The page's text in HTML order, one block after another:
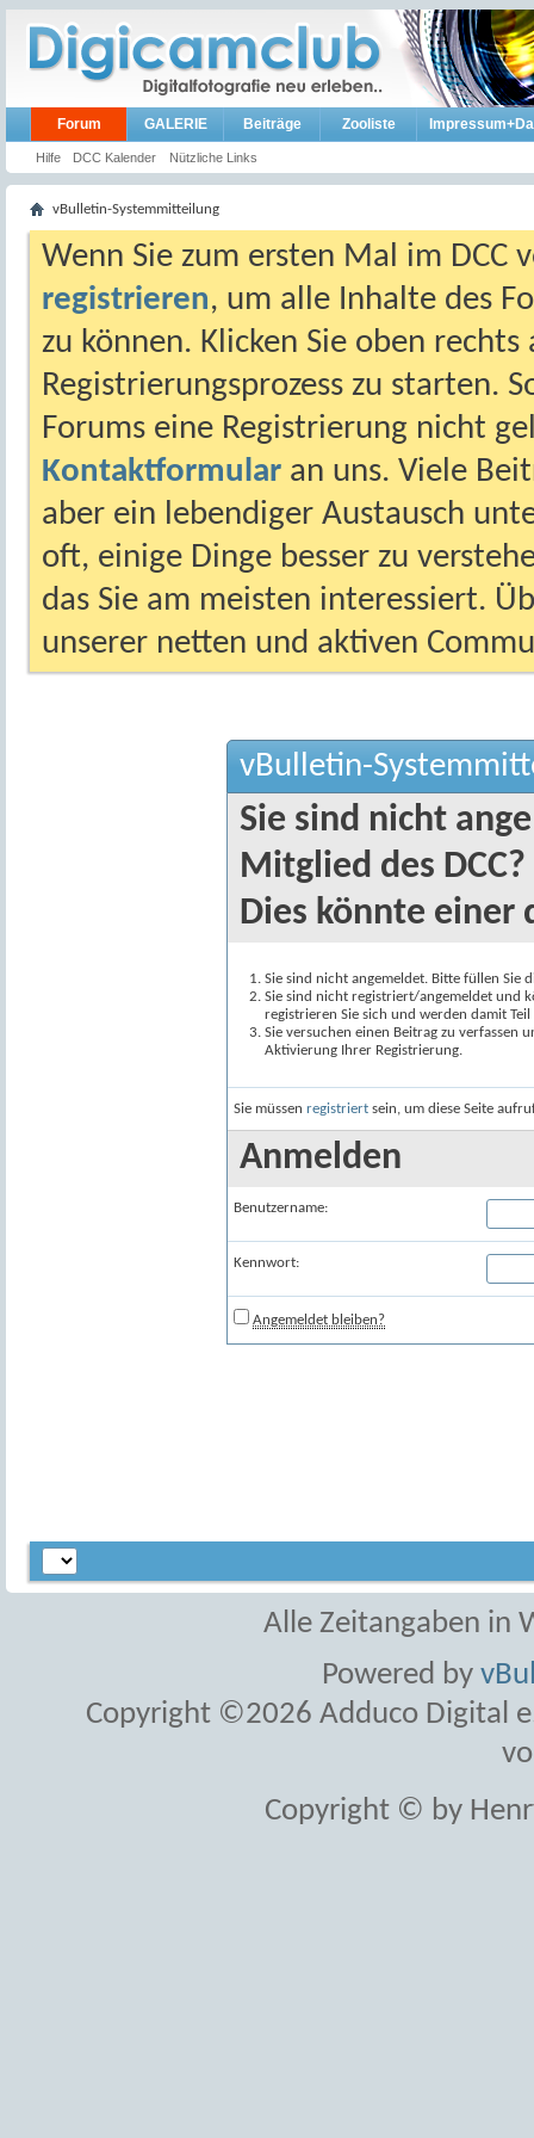
Forum
Hilfe DCC Kalender Nützliche Links
GALERIE Beiträge Zooliste
vBulletin-Systemmitteilung
Wenn Sie zum ersten Mal im DCC
registrieren, um alle Inhalte des
zu können. Klicken Sie oben
Registrierungsprozess zu starten.
Forums eine Registrierung nicht
Kontaktformular an uns. Viele
aber ein lebendiger Austausch
oft, einige Dinge besser zu
das Sie am meisten interessiert.
unserer netten und aktiven
vBulletin-
Sie sind nicht
Mitglied des DCC?
Dies könnte einer
Sie sind nicht angemeldet. Bitte füllen Sie
Sie sind nicht registriert/angemeldet und
registrieren Sie sich und werden damit
Sie versuchen einen Beitrag zu verfassen
Aktivierung Ihrer Registrierung.
Sie müssen registriert sein, um diese Seite
Anmelden
Benutzername:
Kennwort:
Angemeldet bleiben?
Alle Zeitangaben in
Powered by
Copyright ©2026 Adduco Digital
Copyright © by